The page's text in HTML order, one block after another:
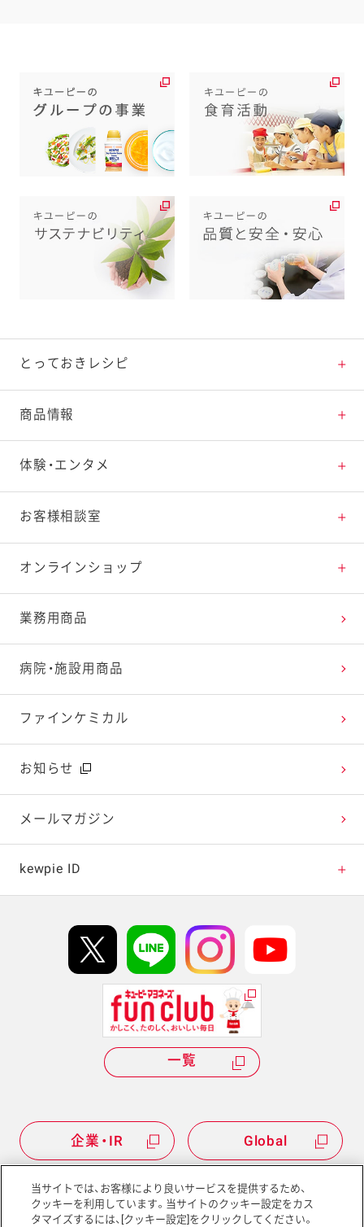
企業・IR Global
とっておきレシピ
とっておきレシピトップ
素材の知識
料理の基本
特集レシピ
レシピランキング
レシピ動画
今日のレシピギャラリー
商品情報
商品情報トップ
新商品・リニューアル品一覧
販売終了商品一覧
体験・エンタメ
体験・エンタメトップ
マヨテラス（見学施設）
オープンキッチン（工場見学）
深谷テラス ヤサイな仲間たちファーム
おたのしみコンテンツ
広告ギャラリー
テレビ・ラジオ
キャンペーン・イベント
お客様相談室
お客様相談室トップ
よくお寄せいただくご質問
お客様の声を活かしました
オンラインショップ
Qummy
キユーピーウエルネス
業務用商品
病院・施設用商品
ファインケミカル
お知らせ
メールマガジン
kewpie ID
Hi! kewpieについて
Qummyについて
一覧
サイトマップ サイトポリシー
当サイトでは、お客様により良いサービスを提供するため、
クッキーを利用しています。当サイトのクッキー設定をカス
タマイズするには、[クッキー設定]をクリックしてください。